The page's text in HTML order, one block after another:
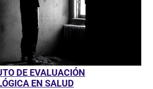
DE EVALUACIÓN
EN SALUD